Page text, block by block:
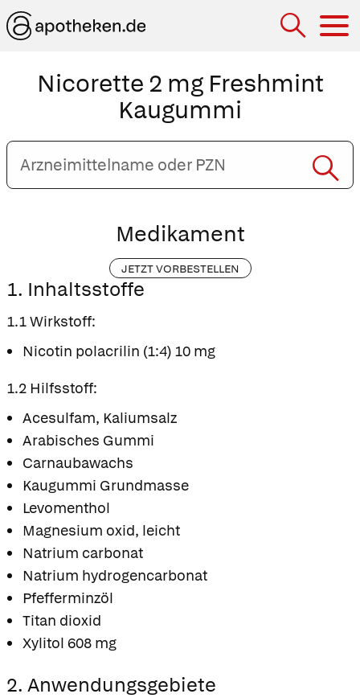
Nicorette 2 mg Freshmint
Kaugummi
Arzneimittelname
oder
PZN
Medikament
JETZT VORBESTELLEN
1. Inhaltsstoffe
1.1 Wirkstoff:
Nicotin polacrilin (1:4) 10 mg
1.2 Hilfsstoff:
Acesulfam, Kaliumsalz
Arabisches Gummi
Carnaubawachs
Kaugummi Grundmasse
Levomenthol
Magnesium oxid, leicht
Natrium carbonat
Natrium hydrogencarbonat
Pfefferminzöl
Titan dioxid
Xylitol 608 mg
2. Anwendungsgebiete